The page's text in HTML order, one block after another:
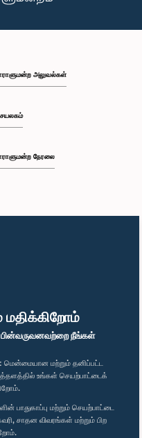
நீங்கள்
மென்மையான மற்றும் தனிப்பட்ட
உங்கள் செயற்பாட்டைக்
பாதுகாப்பு மற்றும் செயற்பாட்டை
சாதன விவரங்கள் மற்றும் பிற
அலுவல்கள்
நேரலை